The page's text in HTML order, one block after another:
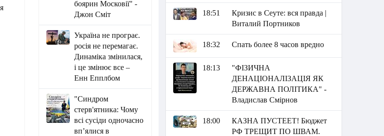
боярин Московії" -
Джон Сміт
Україна не програє.
росія не перемагає.
Динаміка змінилася,
і це змінює все –
Енн Епплбом
"Синдром
стерв'ятника: Чому
всі сусіди одночасно
вп’ялися в
18:51
Кризис в Сеуте: вся правда |
Виталий Портников
18:32 Спать более 8 часов вредно
18:13
"ФІЗИЧНА
ДЕНАЦІОНАЛІЗАЦІЯ ЯК
ДЕРЖАВНА ПОЛІТИКА" -
Владислав Смірнов
18:00
КАЗНА ПУСТЕЕТ! Бюджет
РФ ТРЕЩИТ ПО ШВАМ.